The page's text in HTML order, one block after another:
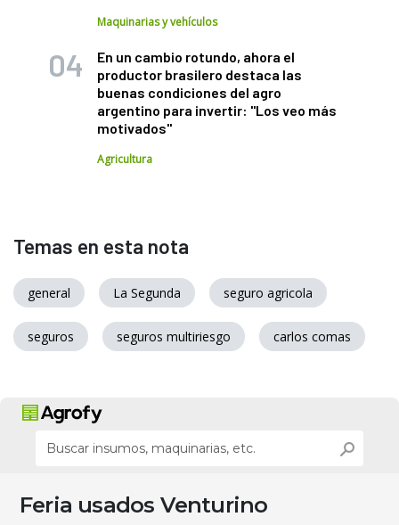
Maquinarias y vehículos
En un cambio rotundo, ahora el
productor brasilero destaca las
buenas condiciones del agro
argentino para invertir: "Los veo más
motivados"
Agricultura
Temas en esta nota
general La Segunda seguro agricola
seguros seguros multiriesgo carlos comas
Feria usados Venturino